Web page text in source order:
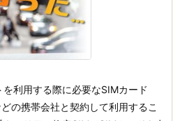
利用する際に必要なSIMカード
の携帯会社と契約して利用するこ